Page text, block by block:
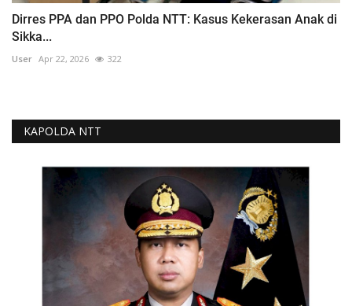
Dirres PPA dan PPO Polda NTT: Kasus Kekerasan Anak di
Sikka...
User Apr 22, 2026 322
KAPOLDA NTT